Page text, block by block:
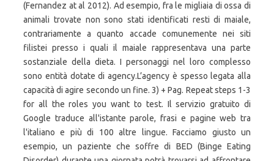
(Fernandez at al 2012). Ad esempio, fra le migliaia di ossa di
animali trovate non sono stati identificati resti di maiale,
contrariamente a quanto accade comunemente nei siti
filistei presso i quali il maiale rappresentava una parte
sostanziale della dieta. I personaggi nel loro complesso
sono entità dotate di agency.L’agency è spesso legata alla
capacità di agire secondo un fine. 3) + Pag. Repeat steps 1-3
for all the roles you want to test. Il servizio gratuito di
Google traduce all'istante parole, frasi e pagine web tra
l'italiano e più di 100 altre lingue. Facciamo giusto un
esempio, un paziente che soffre di BED (Binge Eating